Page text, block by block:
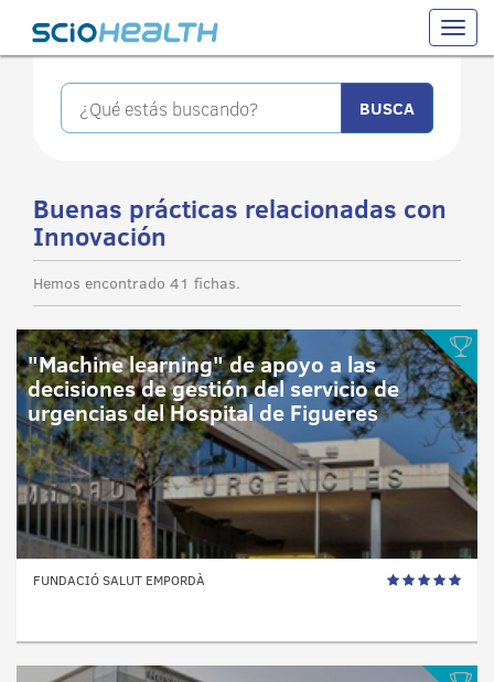
Toggle
Buenas prácticas relacionadas con
Innovación
Hemos encontrado 41 fichas.
"Machine learning" de apoyo a las
decisiones de gestión del servicio de
urgencias del Hospital de Figueres
FUNDACIÓ SALUT EMPORDÀ